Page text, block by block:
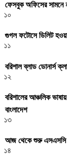
ফেসবুক অফিসের সামনে
১০
গুগল ফটোসে ডিলিট
১১
বরিশাল ব্লাড ডোনার্স
১২
বরিশালের আঞ্চলিক
বাংলাদেশ
১৩
আজ থেকে শুরু এসএসসি ও
১৪